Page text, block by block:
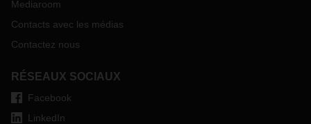
Mediaroom
Contacts avec les médias
Contactez nous
RÉSEAUX SOCIAUX
Facebook
LinkedIn